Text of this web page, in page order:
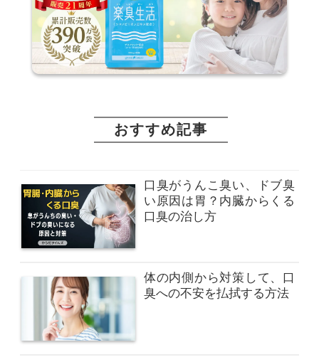
おすすめ記事
口臭がうんこ臭い、ドブ臭
い原因は胃？内臓からくる
口臭の治し方
体の内側から対策して、口
臭への不安を払拭する方法